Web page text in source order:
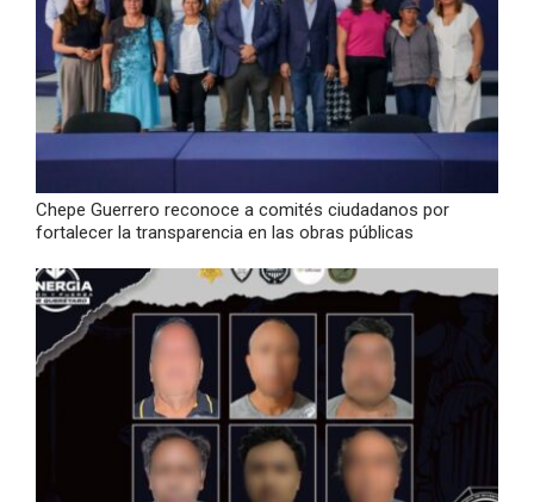
Chepe Guerrero reconoce a comités ciudadanos por
fortalecer la transparencia en las obras públicas